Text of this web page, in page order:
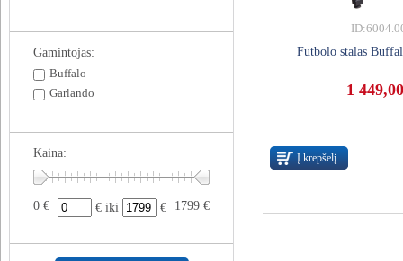
Gamintojas:
Buffalo
Garlando
Kaina:
0 € 1799 €
€ iki €
Futbolo stalas
1
Į krepšelį